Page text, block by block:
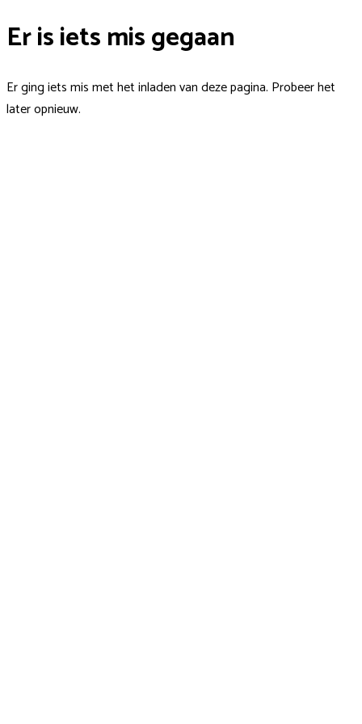
Er is iets mis gegaan
Er ging iets mis met het inladen van deze pagina. Probeer het
later opnieuw.